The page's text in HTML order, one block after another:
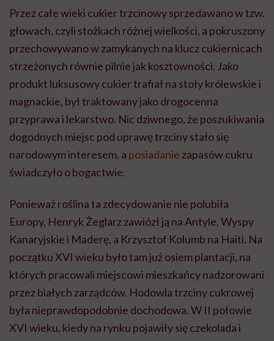
Przez całe wieki cukier trzcinowy sprzedawano w tzw.
głowach, czyli stożkach różnej wielkości, a pokruszony
przechowywano w zamykanych na klucz cukiernicach
strzeżonych równie pilnie jak kosztowności. Jako
produkt luksusowy cukier trafiał na stoły królewskie i
magnackie, był traktowany jako drogocenna
przyprawa i lekarstwo. Nic dziwnego, że poszukiwania
dogodnych miejsc pod uprawę trzciny stało się
narodowym interesem, a posiadanie zapasów cukru
świadczyło o bogactwie.
Ponieważ roślina ta zdecydowanie nie polubiła
Europy, Henryk Żeglarz zawiózł ją na Antyle, Wyspy
Kanaryjskie i Maderę, a Krzysztof Kolumb na Haiti. Na
początku XVI wieku było tam już osiem plantacji, na
których pracowali miejscowi mieszkańcy nadzorowani
przez białych zarządców. Hodowla trzciny cukrowej
była nieprawdopodobnie dochodowa. W II połowie
XVI wieku, kiedy na rynku pojawiły się czekolada i